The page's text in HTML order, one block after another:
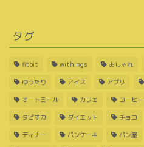
タグ
fitbit withings おしゃれ
ゆったり アイス アプリ
オートミール カフェ コーヒー
タピオカ ダイエット チョコ
ディナー パンケーキ パン屋